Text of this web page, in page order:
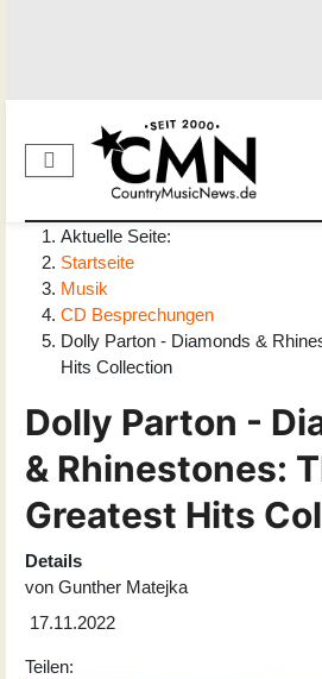
Aktuelle Seite:
Startseite
Musik
CD Besprechungen
Dolly Parton - Diamonds &
Hits Collection
Dolly Parton -
& Rhinestones:
Greatest Hits
Details
von Gunther Matejka
17.11.2022
Teilen: